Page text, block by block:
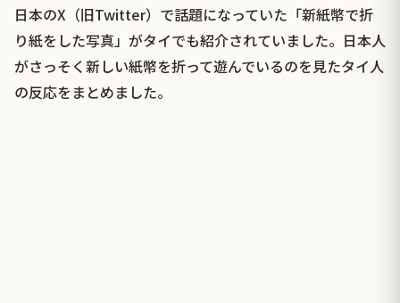
日本のX（旧Twitter）で話題になっていた「新紙幣で折
り紙をした写真」がタイでも紹介されていました。日本人
がさっそく新しい紙幣を折って遊んでいるのを見たタイ人
の反応をまとめました。